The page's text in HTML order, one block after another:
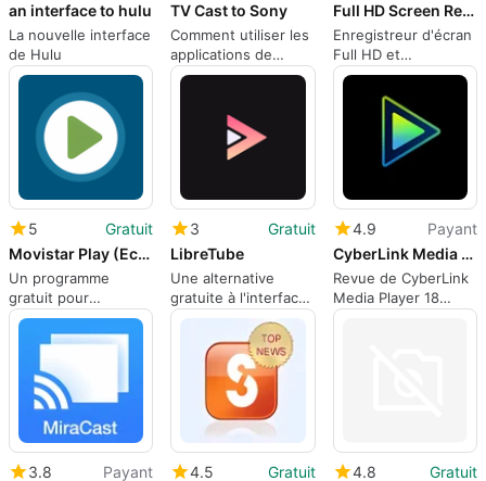
an interface to hulu
La nouvelle interface
de Hulu
TV Cast to Sony
Comment utiliser les
applications de
casting TV sur vos
et Windows.
Full HD Screen Recorder and Voice Recorder For Games
Enregistreur d'écran
Full HD et
enregistreur vocal
pour les jeux.
5
Gratuit
Movistar Play (Ecuador)
Un programme
gratuit pour
Windows, par
Telefónica
3
Gratuit
LibreTube
Une alternative
gratuite à l'interface
YouTube
4.9
Payant
CyberLink Media Player 18 Standard
Revue de CyberLink
Media Player 18
Standard
3.8
Payant
4.5
Gratuit
4.8
Gratuit